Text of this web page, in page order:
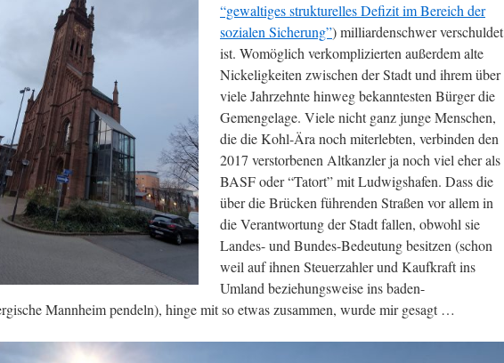
“gewaltiges strukturelles Defizit im Bereich der
sozialen Sicherung”) milliardenschwer verschuldet
ist. Womöglich verkomplizierten außerdem alte
Nickeligkeiten zwischen der Stadt und ihrem über
viele Jahrzehnte hinweg bekanntesten Bürger die
Gemengelage. Viele nicht ganz junge Menschen,
die die Kohl-Ära noch miterlebten, verbinden den
2017 verstorbenen Altkanzler ja noch viel eher als
BASF oder “Tatort” mit Ludwigshafen. Dass die
über die Brücken führenden Straßen vor allem in
die Verantwortung der Stadt fallen, obwohl sie
Landes- und Bundes-Bedeutung besitzen (schon
weil auf ihnen Steuerzahler und Kaufkraft ins
Umland beziehungsweise ins baden-
Mannheim pendeln), hinge mit so etwas zusammen, wurde mir gesagt …